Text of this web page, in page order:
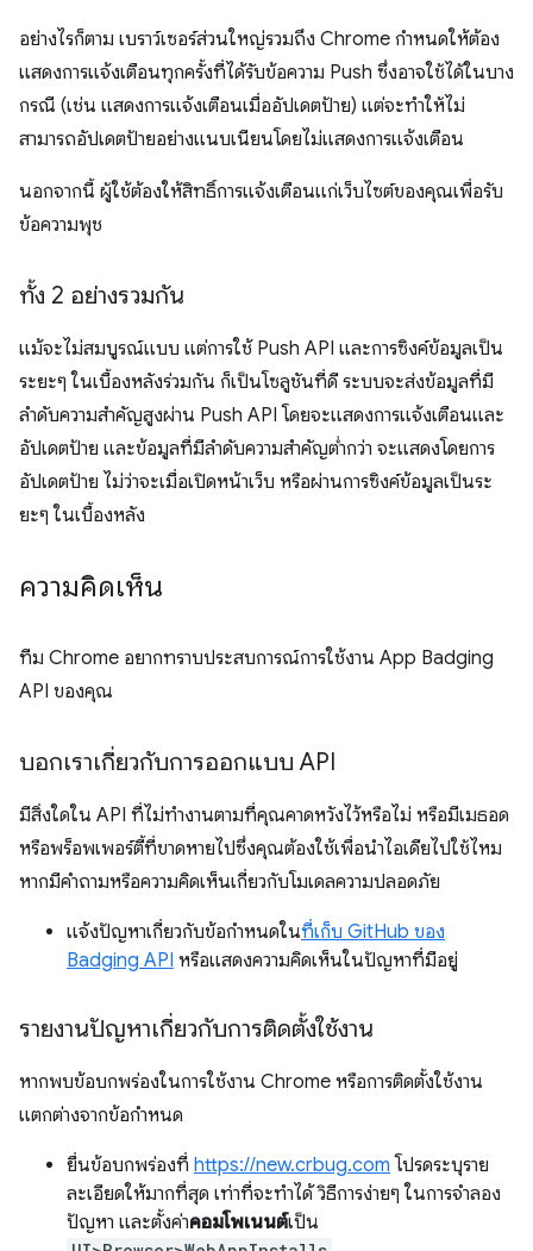
อย่างไรก็ตาม เบราว์เซอร์ส่วนใหญ่รวมถึง Chrome กำหนดให้ต้อง
แสดงการแจ้งเตือนทุกครั้งที่ได้รับข้อความ Push ซึ่งอาจใช้ได้ในบาง
กรณี (เช่น แสดงการแจ้งเตือนเมื่ออัปเดตป้าย) แต่จะทำให้ไม่
สามารถอัปเดตป้ายอย่างแนบเนียนโดยไม่แสดงการแจ้งเตือน
นอกจากนี้ ผู้ใช้ต้องให้สิทธิ์การแจ้งเตือนแก่เว็บไซต์ของคุณเพื่อรับ
ข้อความพุช
ทั้ง 2 อย่างรวมกัน
แม้จะไม่สมบูรณ์แบบ แต่การใช้ Push API และการซิงค์ข้อมูลเป็น
ระยะๆ ในเบื้องหลังร่วมกัน ก็เป็นโซลูชันที่ดี ระบบจะส่งข้อมูลที่มี
ลำดับความสำคัญสูงผ่าน Push API โดยจะแสดงการแจ้งเตือนและ
อัปเดตป้าย และข้อมูลที่มีลำดับความสำคัญต่ำกว่า จะแสดงโดยการ
อัปเดตป้าย ไม่ว่าจะเมื่อเปิดหน้าเว็บ หรือผ่านการซิงค์ข้อมูลเป็นระ
ยะๆ ในเบื้องหลัง
ความคิดเห็น
ทีม Chrome อยากทราบประสบการณ์การใช้งาน App Badging
API ของคุณ
บอกเราเกี่ยวกับการออกแบบ API
มีสิ่งใดใน API ที่ไม่ทำงานตามที่คุณคาดหวังไว้หรือไม่ หรือมีเมธอด
หรือพร็อพเพอร์ตี้ที่ขาดหายไปซึ่งคุณต้องใช้เพื่อนำไอเดียไปใช้ไหม
หากมีคำถามหรือความคิดเห็นเกี่ยวกับโมเดลความปลอดภัย
แจ้งปัญหาเกี่ยวกับข้อกำหนดในที่เก็บ GitHub ของ
Badging API หรือแสดงความคิดเห็นในปัญหาที่มีอยู่
รายงานปัญหาเกี่ยวกับการติดตั้งใช้งาน
หากพบข้อบกพร่องในการใช้งาน Chrome หรือการติดตั้งใช้งาน
แตกต่างจากข้อกำหนด
ยื่นข้อบกพร่องที่ https://new.crbug.com โปรดระบุราย
ละเอียดให้มากที่สุด เท่าที่จะทำได้ วิธีการง่ายๆ ในการจำลอง
ปัญหา และตั้งค่าคอมโพเนนต์เป็น